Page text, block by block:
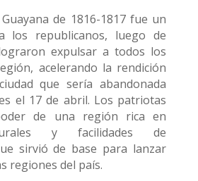
de 1816-1817 fue un
los republicanos, luego de
expulsar a todos los
acelerando la rendición
que sería abandonada
el 17 de abril. Los patriotas
de una región rica en
y facilidades de
sirvió de base para lanzar
regiones del país.